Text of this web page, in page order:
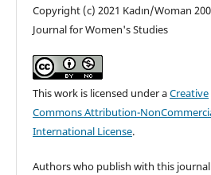
Copyright (c) 2021 Kadın/Woman
Journal for Women's Studies
This work is licensed under aCreative
Commons Attribution-
International License.
Authors who publish with this journal